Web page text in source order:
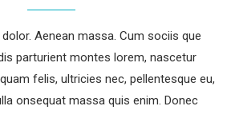
Aenean massa. Cum sociis que
parturient montes lorem, nascetur
felis, ultricies nec, pellentesque eu,
onsequat massa quis enim. Donec